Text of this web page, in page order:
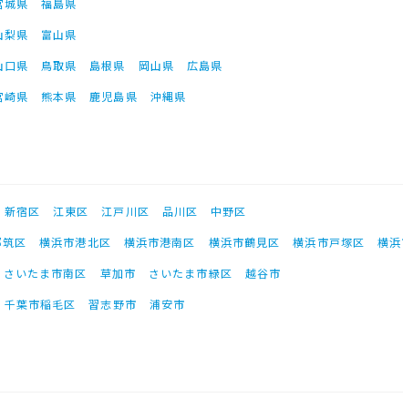
城県
福島県
梨県
富山県
口県 鳥取県 島根県 岡山県
広島県
崎県 熊本県 鹿児島県 沖縄県
新宿区 江東区 江戸川区 品川区
中野区
区 横浜市港北区 横浜市港南区 横浜市鶴見区 横浜市戸塚区
横
さいたま市南区 草加市 さいたま市緑区
越谷市
千葉市稲毛区 習志野市 浦安市